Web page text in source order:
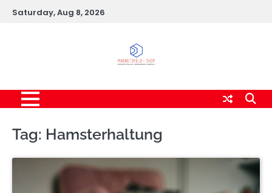
SkipSaturday, Aug 8, 2026
Tag: Hamsterhaltung